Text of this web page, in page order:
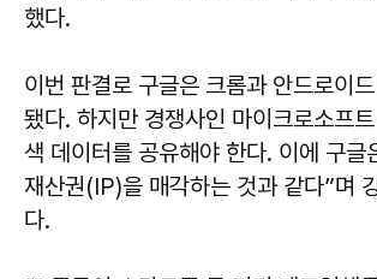
했다.
이번 판결로 구글은 크롬과 안드로이
됐다. 하지만 경쟁사인 마이크로소프
색 데이터를 공유해야 한다. 이에 구글
재산권(IP)을 매각하는 것과 같다”며
다.